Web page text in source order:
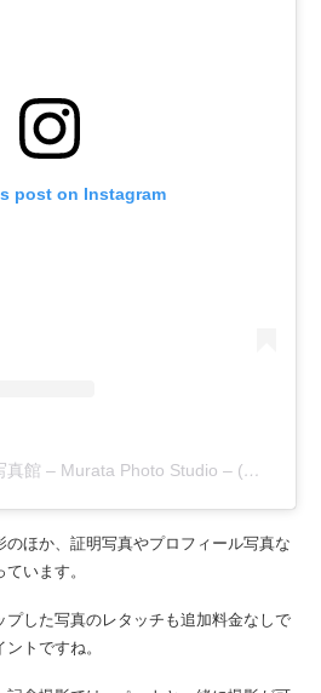
post on Instagram
A post shared by 村田写真館 – Murata Photo Studio – (@murataphotostudio)
のほか、証明写真やプロフィール写真な
います。
した写真のレタッチも追加料金なしで
トですね。